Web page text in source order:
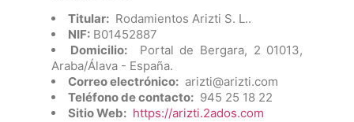
Titular:Rodamientos Arizti S. L..
NIF:B01452887
Domicilio: Portal de Bergara, 2 01013,
Araba/Álava - España.
Correo electrónico:arizti@arizti.com
Teléfono de contacto:945 25 18 22
Sitio Web: https://arizti.2ados.com